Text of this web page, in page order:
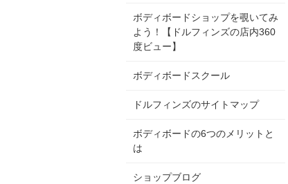
ボディボードショップを覗いてみ
よう！【ドルフィンズの店内360
度ビュー】
ボディボードスクール
ドルフィンズのサイトマップ
ボディボードの6つのメリットと
は
ショップブログ